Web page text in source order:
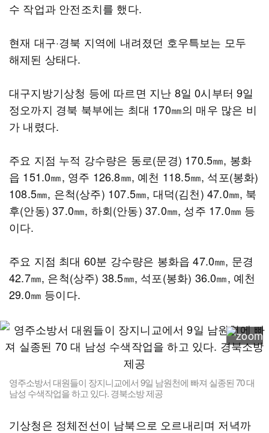
수 작업과 안전조치를 했다.
현재 대구·경북 지역에 내려졌던 호우특보는 모두
해제된 상태다.
대구지방기상청 등에 따르면 지난 8일 0시부터 9일
정오까지 경북 북부에는 최대 170㎜의 매우 많은 비
가 내렸다.
주요 지점 누적 강수량은 동로(문경) 170.5㎜, 봉화
읍 151.0㎜, 영주 126.8㎜, 예천 118.5㎜, 석포(봉화)
108.5㎜, 은척(상주) 107.5㎜, 대덕(김천) 47.0㎜, 북
후(안동) 37.0㎜, 하회(안동) 37.0㎜, 성주 17.0㎜ 등
이다.
주요 지점 최대 60분 강수량은 봉화읍 47.0㎜, 문경
42.7㎜, 은척(상주) 38.5㎜, 석포(봉화) 36.0㎜, 예천
29.0㎜ 등이다.
영주소방서 대원들이 장지니교에서 9일 남원천에 빠져 실종된 70 대
남성 수색작업을 하고 있다. 경북소방 제공
기상청은 정체전선이 남북으로 오르내리며 저녁까